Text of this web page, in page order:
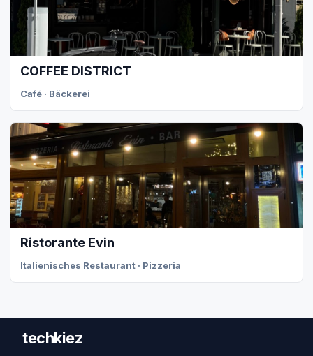
COFFEE DISTRICT
Café · Bäckerei
Ristorante Evin
Italienisches Restaurant · Pizzeria
techkiez